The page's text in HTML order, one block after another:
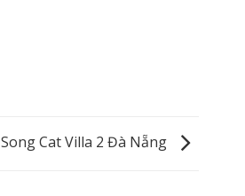
Song Cat Villa 2 Đà Nẵng